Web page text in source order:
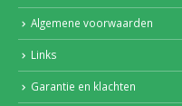
Algemene voorwaarden
Links
Garantie en klachten